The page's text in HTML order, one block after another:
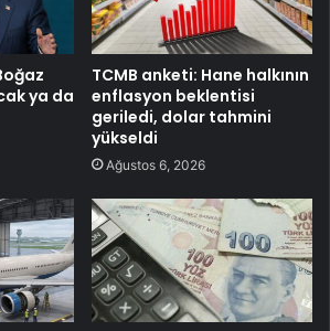
ya da
TCMB anketi: Hane halkının
enflasyon beklentisi
geriledi, dolar tahmini
yükseldi
Ağustos 6, 2026